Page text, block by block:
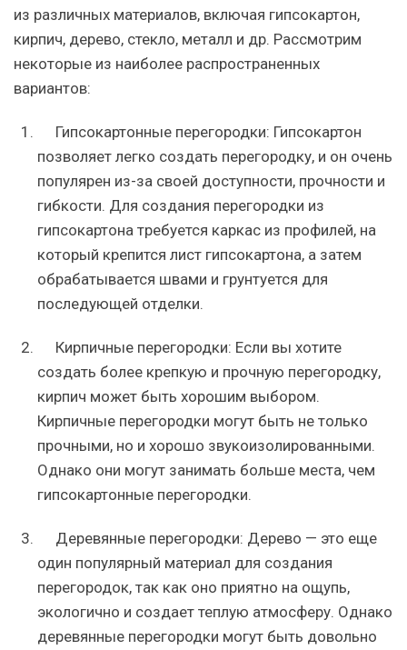
из различных материалов, включая гипсокартон,
кирпич, дерево, стекло, металл и др. Рассмотрим
некоторые из наиболее распространенных
вариантов:
Гипсокартонные перегородки: Гипсокартон
позволяет легко создать перегородку, и он очень
популярен из-за своей доступности, прочности и
гибкости. Для создания перегородки из
гипсокартона требуется каркас из профилей, на
который крепится лист гипсокартона, а затем
обрабатывается швами и грунтуется для
последующей отделки.
Кирпичные перегородки: Если вы хотите
создать более крепкую и прочную перегородку,
кирпич может быть хорошим выбором.
Кирпичные перегородки могут быть не только
прочными, но и хорошо звукоизолированными.
Однако они могут занимать больше места, чем
гипсокартонные перегородки.
Деревянные перегородки: Дерево — это еще
один популярный материал для создания
перегородок, так как оно приятно на ощупь,
экологично и создает теплую атмосферу. Однако
деревянные перегородки могут быть довольно